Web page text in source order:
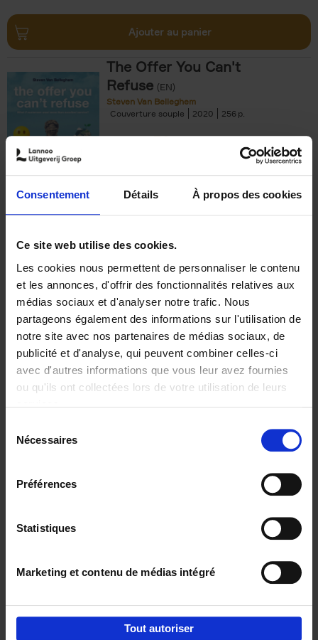
Consentement Détails À propos des cookies
Ce site web utilise des cookies.
Les cookies nous permettent de personnaliser le contenu
et les annonces, d'offrir des fonctionnalités relatives aux
médias sociaux et d'analyser notre trafic. Nous
partageons également des informations sur l'utilisation de
notre site avec nos partenaires de médias sociaux, de
publicité et d'analyse, qui peuvent combiner celles-ci
avec d'autres informations que vous leur avez fournies
ou qu'ils ont collectées lors de votre utilisation de leurs
Nécessaires
Préférences
Statistiques
Marketing et contenu de médias intégré
Tout autoriser
Ajouter au panier
The Offer You Can't
Refuse (EN)
Steven Van Belleghem
Couverture souple
2020 256
€37,50
Building Bonds = Building
Business
Jochen Roef Jozefien De Feyter
Carolien Boom
Couverture souple
2025 200
€29,99
Digital marketing like a PRO -
completely revised edition (EN)